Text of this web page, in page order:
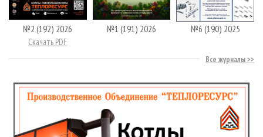
№2 (192) 2026
Скачать PDF
№1 (191) 2026 №6 (190) 2025
Все журналы